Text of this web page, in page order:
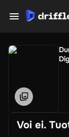
Voi ei.